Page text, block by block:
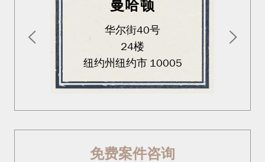
曼哈顿
华尔街40号
24楼
纽约州纽约市 10005
免费案件咨询